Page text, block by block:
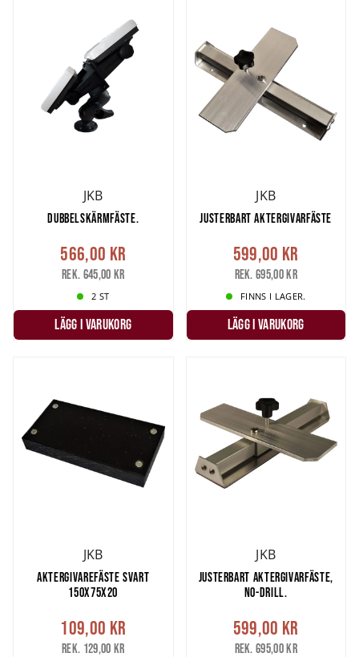
Har du mer frågor tveka inte att höra av dig till vårkundservice
JKB
DUBBELSKÄRMFÄSTE.
566,00 kr
Rek. 645,00 kr
2 ST
LÄGG I VARUKORG
JKB
JUSTERBART AKTERGIVARFÄSTE
599,00 kr
Rek. 695,00 kr
FINNS I LAGER.
LÄGG I VARUKORG
JKB
AKTERGIVAREFÄSTE SVART
150X75X20
109,00 kr
Rek. 129,00 kr
JKB
JUSTERBART AKTERGIVARFÄSTE,
NO-DRILL.
599,00 kr
Rek. 695,00 kr